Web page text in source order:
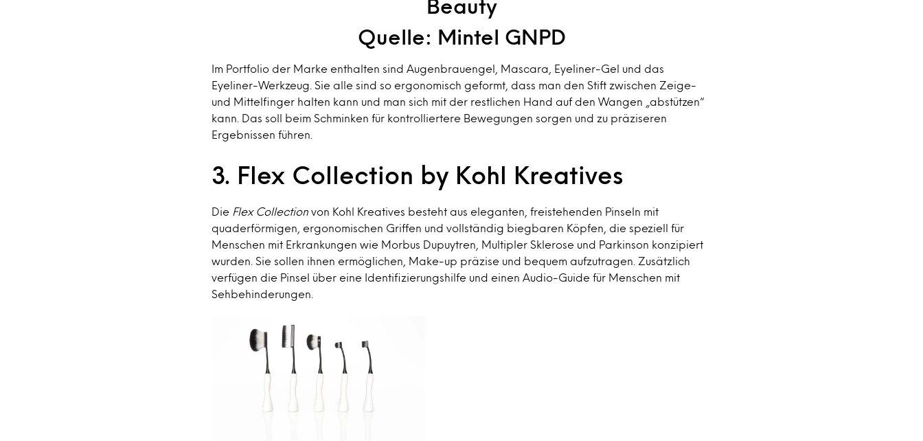
Beauty
Quelle: Mintel GNPD
Im Portfolio der Marke enthalten sind Augenbrauengel, Mascara, Eyeliner-Gel und das
Eyeliner-Werkzeug. Sie alle sind so ergonomisch geformt, dass man den Stift zwischen Zeige-
und Mittelfinger halten kann und man sich mit der restlichen Hand auf den Wangen „abstützen“
kann. Das soll beim Schminken für kontrolliertere Bewegungen sorgen und zu präziseren
Ergebnissen führen.
3. Flex Collection by Kohl Kreatives
Die Flex Collection von Kohl Kreatives besteht aus eleganten, freistehenden Pinseln mit
quaderförmigen, ergonomischen Griffen und vollständig biegbaren Köpfen, die speziell für
Menschen mit Erkrankungen wie Morbus Dupuytren, Multipler Sklerose und Parkinson konzipiert
wurden. Sie sollen ihnen ermöglichen, Make-up präzise und bequem aufzutragen. Zusätzlich
verfügen die Pinsel über eine Identifizierungshilfe und einen Audio-Guide für Menschen mit
Sehbehinderungen.